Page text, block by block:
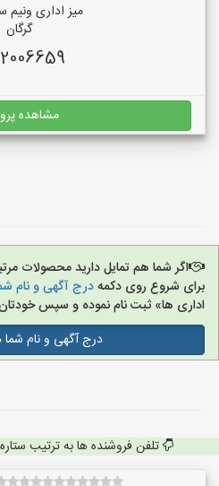
میز اداری ونیم
گرگان
مشاهده
اگر شما هم تمایل دارید محصولات
برای شروع روی دکمهدرج آگهی و نام
اداری ها» ثبت نام نموده و سپس
درج آگهی و نام
تلفن فروشنده ها به ترتیب